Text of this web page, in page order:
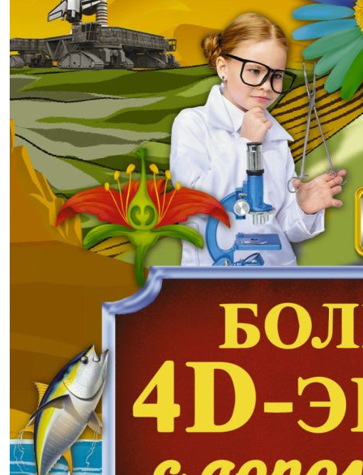
1286,00р.
-40% после регистрации
Анатомия стретчинга с
дополненной реальностью
(2023 г.)
Степук Наталья Генриховна